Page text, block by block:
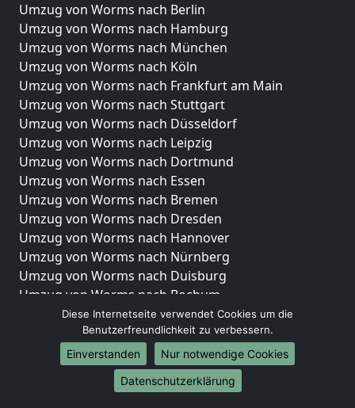
Umzug von Worms nach Berlin
Umzug von Worms nach Hamburg
Umzug von Worms nach München
Umzug von Worms nach Köln
Umzug von Worms nach Frankfurt am Main
Umzug von Worms nach Stuttgart
Umzug von Worms nach Düsseldorf
Umzug von Worms nach Leipzig
Umzug von Worms nach Dortmund
Umzug von Worms nach Essen
Umzug von Worms nach Bremen
Umzug von Worms nach Dresden
Umzug von Worms nach Hannover
Umzug von Worms nach Nürnberg
Umzug von Worms nach Duisburg
Umzug von Worms nach Bochum
Umzug von Worms nach Wuppertal
Umzug von Worms nach Bielefeld
Umzug von Worms nach Bonn
Umzug von Worms nach Münster
Diese Internetseite verwendet Cookies um die
Benutzerfreundlichkeit zu verbessern.
Einverstanden
Nur notwendige Cookies
Datenschutzerklärung